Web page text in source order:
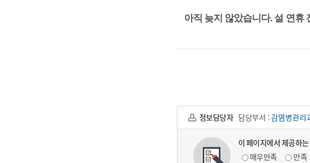
아직 늦지 않았습니다. 설 연휴
정보담당자 담당부서 : 감염병관리
이 페이지에서 제공하
매우만족
만족